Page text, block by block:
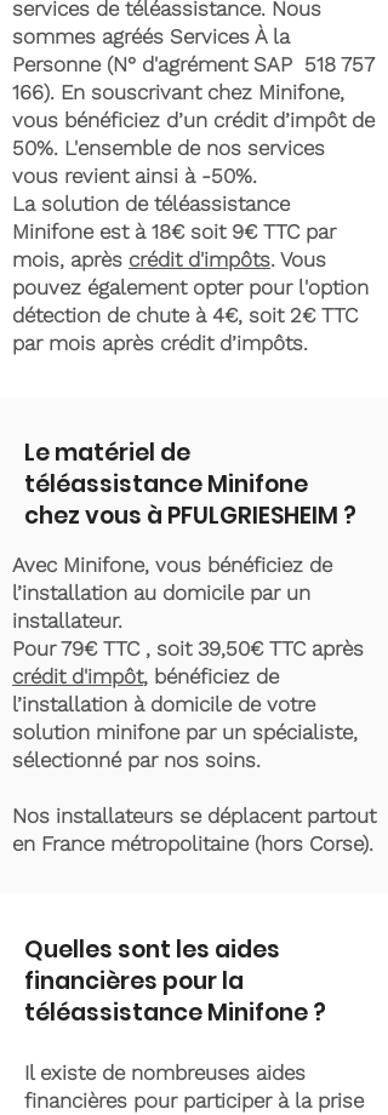
services de téléassistance. Nous
sommes agréés Services À la
Personne (N° d'agrément SAP 518 757
166). En souscrivant chez Minifone,
vous bénéficiez d’un crédit d’impôt de
50%. L'ensemble de nos services
vous revient ainsi à -50%.
La solution de téléassistance
Minifone est à 18€ soit 9€ TTC par
mois, après crédit d'impôts. Vous
pouvez également opter pour l'option
détection de chute à 4€, soit 2€ TTC
par mois après crédit d’impôts.
Le matériel de
téléassistance Minifone
chez vous à PFULGRIESHEIM ?
Avec Minifone, vous bénéficiez de
l’installation au domicile par un
installateur.
Pour 79€ TTC , soit 39,50€ TTC après
crédit d'impôt, bénéficiez de
l’installation à domicile de votre
solution minifone par un spécialiste,
sélectionné par nos soins.
Nos installateurs se déplacent partout
en France métropolitaine (hors Corse).
Quelles sont les aides
financières pour la
téléassistance Minifone ?
Il existe de nombreuses aides
financières pour participer à la prise